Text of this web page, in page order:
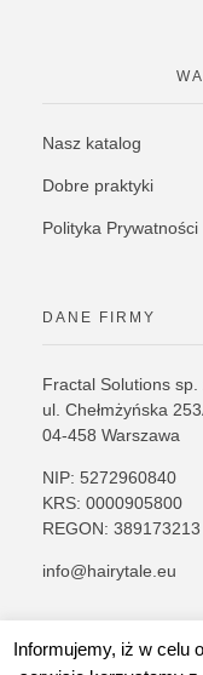
Nasz katalog
Dobre praktyki
Polityka Prywatności
DANE FIRMY
Fractal Solutions sp.
ul. Chełmżyńska
04-458 Warszawa
NIP: 5272960840
KRS: 0000905800
REGON: 389173213
info@hairytale.eu
Informujemy, iż w celu